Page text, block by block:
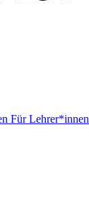
Für Lehrer*innen